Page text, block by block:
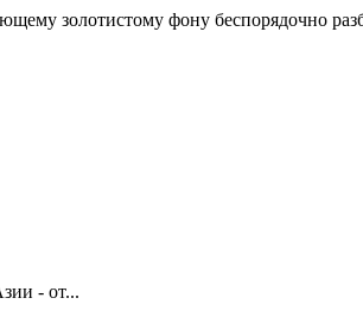
золотистому фону беспорядочно
- от...